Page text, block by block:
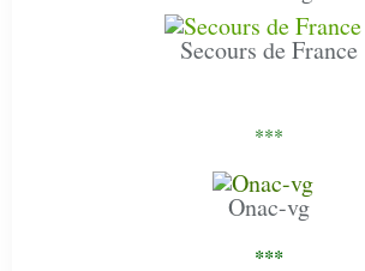
Secours de France
***
Onac-vg
***